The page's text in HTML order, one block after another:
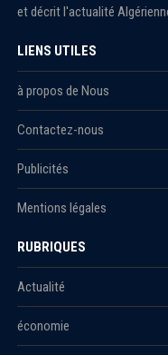
et décrit l'actualité
LIENS UTILES
à propos de Nous
Contactez-nous
Publicités
Mentions légales
RUBRIQUES
Actualité
économie